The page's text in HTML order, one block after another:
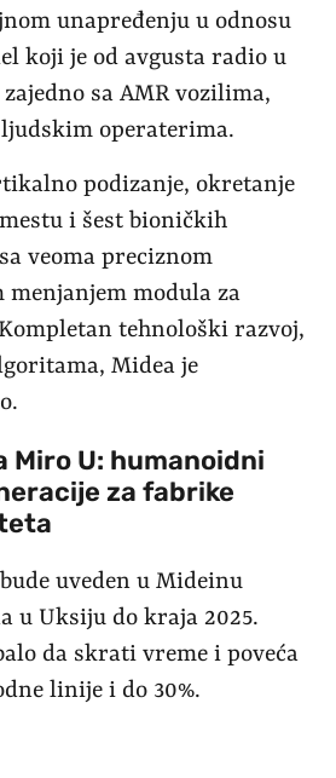
unapređenju u odnosu
koji je od avgusta radio u
sa AMR vozilima,
operaterima.
podizanje, okretanje
i šest bioničkih
veoma preciznom
modula za
tehnološki razvoj,
Midea je
Miro U: humanoidni
za fabrike
uveden u Mideinu
u Uksiju do kraja 2025.
da skrati vreme i poveća
linije i do 30%.